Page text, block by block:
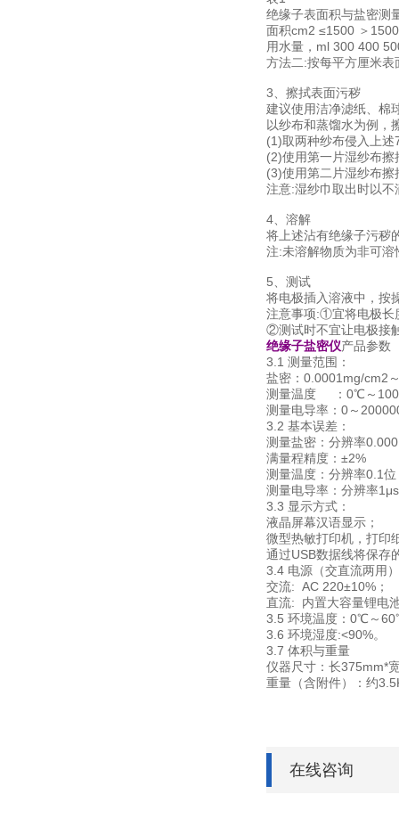
绝缘子表面积与盐密测
面积cm2 ≤1500 ＞
用水量，ml 300 400
方法二:按每平方厘米
3、擦拭表面污秽
建议使用洁净滤纸、棉
以纱布和蒸馏水为例，
(1)取两种纱布侵入上
(2)使用第一片湿纱布
(3)使用第二片湿纱布
注意:湿纱巾取出时以
4、溶解
将上述沾有绝缘子污秽
注:未溶解物质为非可
5、测试
将电极插入溶液中，按
注意事项:①宜将电极长
②测试时不宜让电极接
绝缘子盐密仪产品参数
3.1 测量范围：
盐密：0.0001mg/cm2
测量温度 ：0℃～
测量电导率：0～
3.2 基本误差：
测量盐密：分辨率
满量程精度：±2%
测量温度：分辨率0.1
测量电导率：分辨率
3.3 显示方式：
液晶屏幕汉语显示；
微型热敏打印机，打印
通过USB数据线将保存
3.4 电源（交直流两用
交流: AC 220±10%；
直流: 内置大容量锂电
3.5 环境温度：0℃～
3.6 环境湿度:<90%。
3.7 体积与重量
仪器尺寸：长375mm*
重量（含附件）：约
在线咨询